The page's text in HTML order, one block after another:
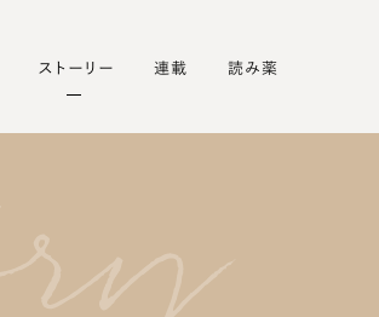
ストーリー 連載 読み薬